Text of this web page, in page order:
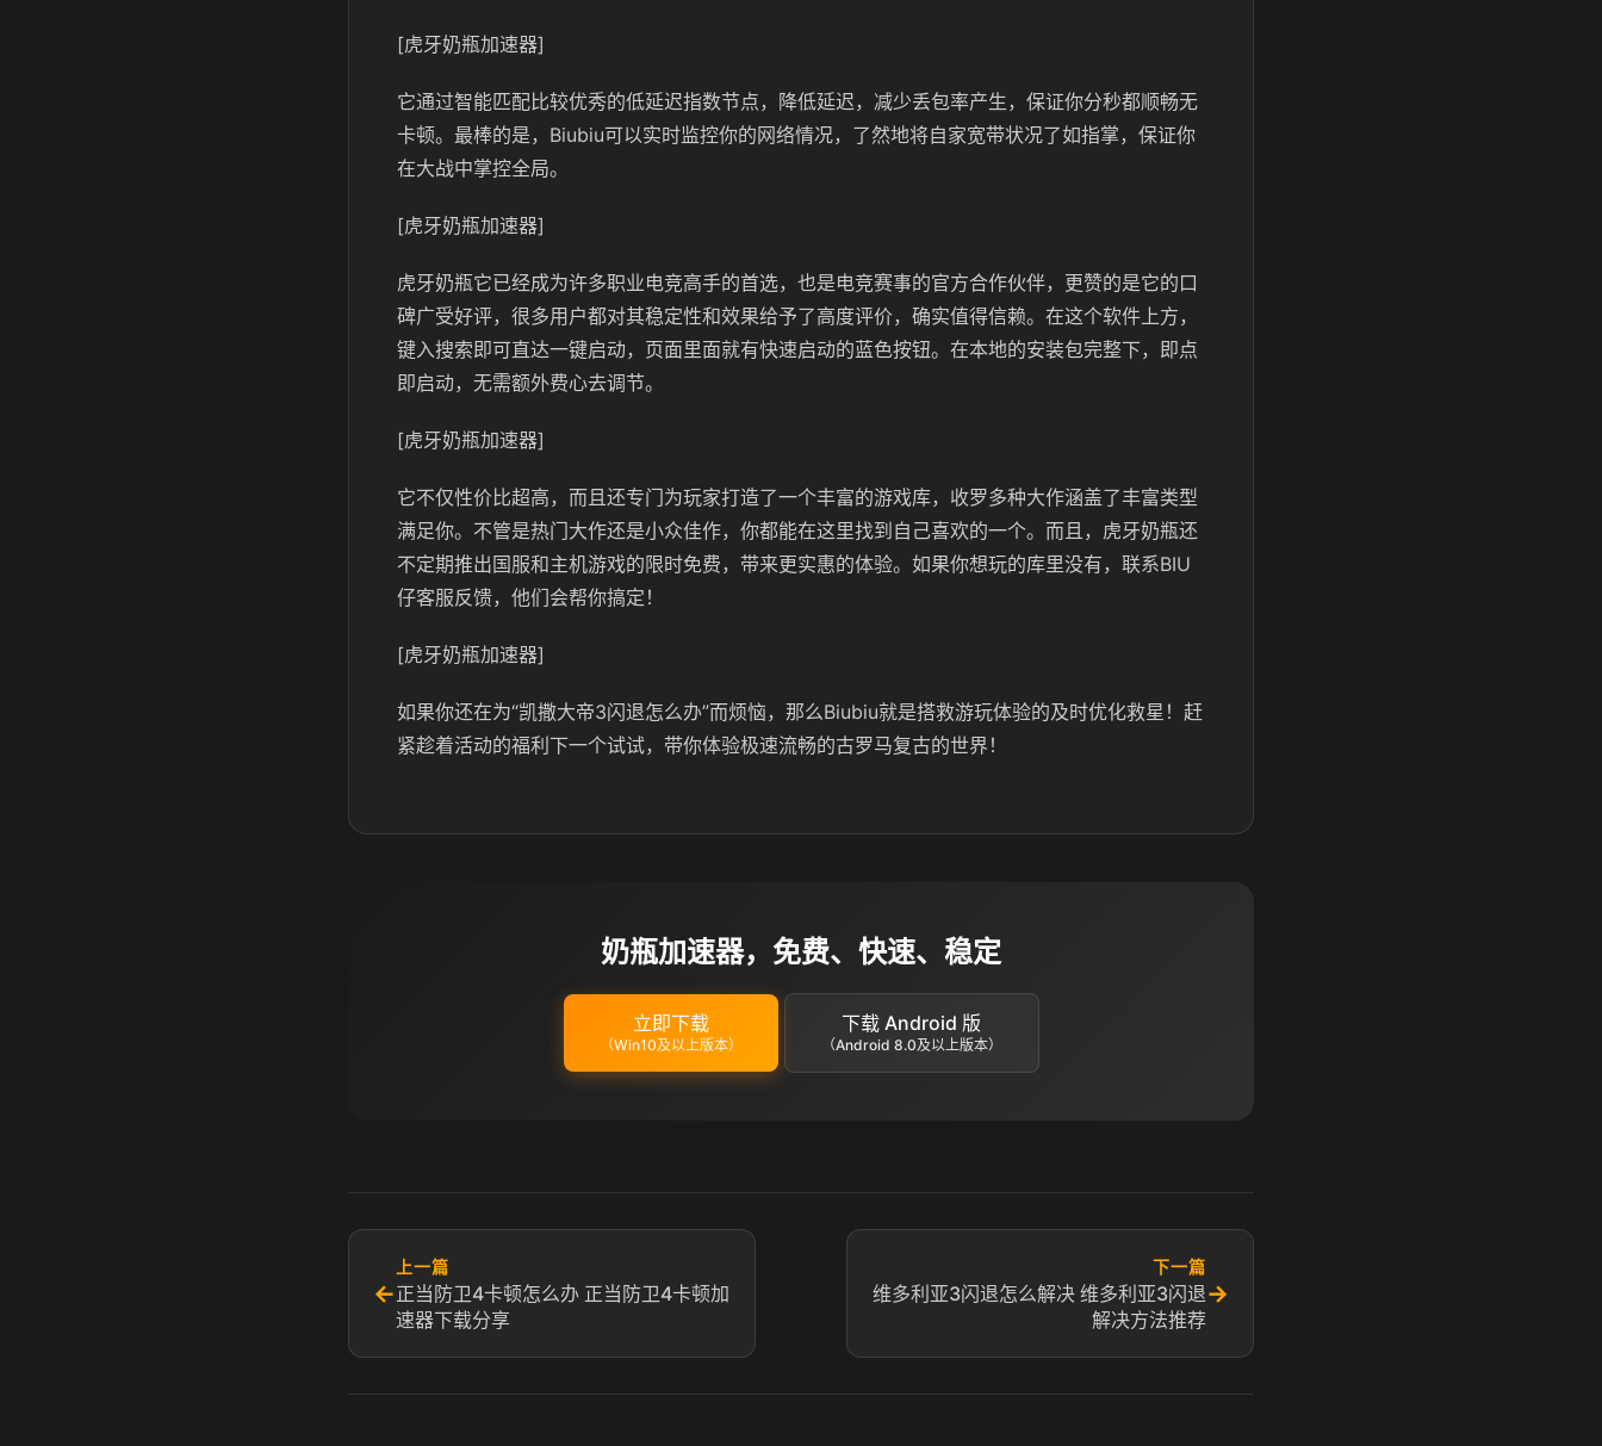
[虎牙奶瓶加速器]
它通过智能匹配比较优秀的低延迟指数节点，降低延迟，减少丢包率产生，保证你分秒都顺畅无
卡顿。最棒的是，Biubiu可以实时监控你的网络情况，了然地将自家宽带状况了如指掌，保证你
在大战中掌控全局。
[虎牙奶瓶加速器]
虎牙奶瓶它已经成为许多职业电竞高手的首选，也是电竞赛事的官方合作伙伴，更赞的是它的口
碑广受好评，很多用户都对其稳定性和效果给予了高度评价，确实值得信赖。在这个软件上方，
键入搜索即可直达一键启动，页面里面就有快速启动的蓝色按钮。在本地的安装包完整下，即点
即启动，无需额外费心去调节。
[虎牙奶瓶加速器]
它不仅性价比超高，而且还专门为玩家打造了一个丰富的游戏库，收罗多种大作涵盖了丰富类型
满足你。不管是热门大作还是小众佳作，你都能在这里找到自己喜欢的一个。而且，虎牙奶瓶还
不定期推出国服和主机游戏的限时免费，带来更实惠的体验。如果你想玩的库里没有，联系BIU
仔客服反馈，他们会帮你搞定！
[虎牙奶瓶加速器]
如果你还在为“凯撒大帝3闪退怎么办”而烦恼，那么Biubiu就是搭救游玩体验的及时优化救星！赶
紧趁着活动的福利下一个试试，带你体验极速流畅的古罗马复古的世界！
奶瓶加速器，免费、快速、稳定
立即下载
（Win10及以上版本）
下载 Android 版
（Android 8.0及以上版本）
←
上一篇
正当防卫4卡顿怎么办 正当防卫4卡顿加
速器下载分享
下一篇
维多利亚3闪退怎么解决 维多利亚3闪退
解决方法推荐
→